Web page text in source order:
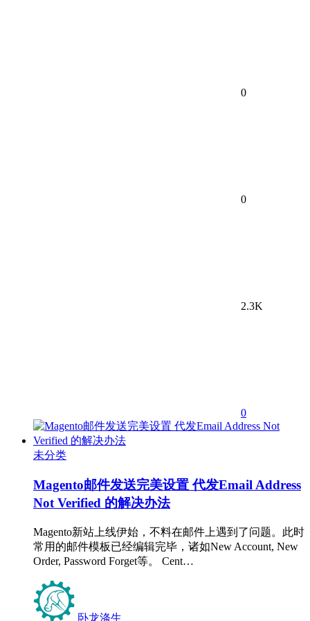
0
0
2.3K
0
未分类
Magento邮件发送完美设置 代发Email Address
Not Verified 的解决办法
Magento新站上线伊始，不料在邮件上遇到了问题。此时
常用的邮件模板已经编辑完毕，诸如New Account, New
Order, Password Forget等。 Cent…
卧龙涤生